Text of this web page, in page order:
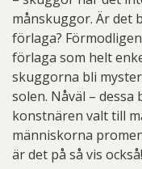
månskuggor. Är det
förlaga?
förlaga som helt
skuggorna bli
solen. Nåväl –
konstnären valt till
människorna
är det på så vis också!